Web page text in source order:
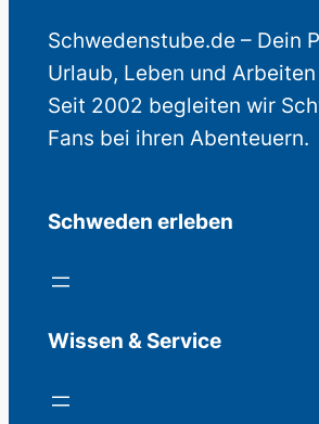
Schwedenstube.de – Dein
Urlaub, Leben und
Seit 2002 begleiten wir
Fans bei ihren Abenteuern.
Schweden erleben
Wissen & Service